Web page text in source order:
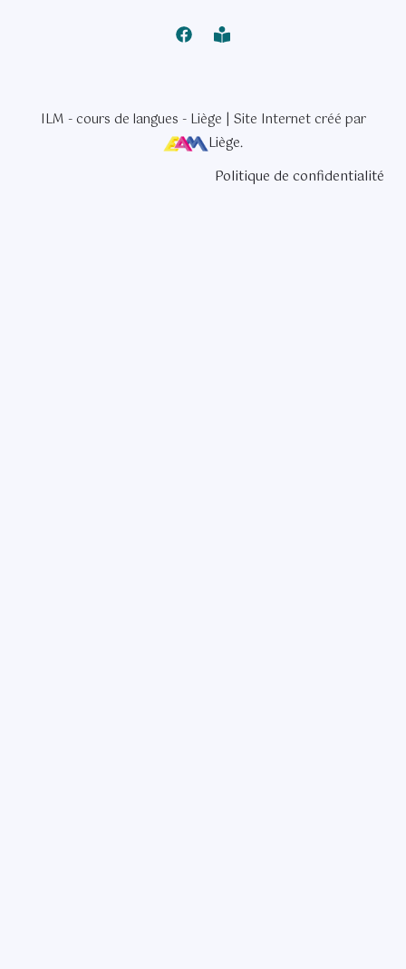
ILM - cours de langues - Liège | Site Internet créé par
Liège.
Politique de confidentialité